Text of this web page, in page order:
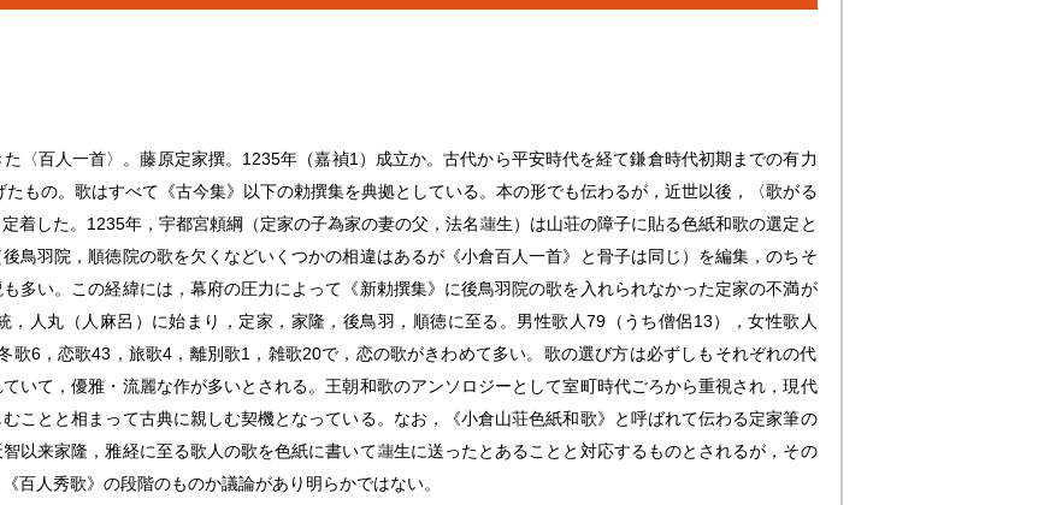
〈百人一首〉。藤原定家撰。1235年（嘉禎1）成立か。古代から平安時代を経て鎌倉時代初期までの有力
もの。歌はすべて《古今集》以下の勅撰集を典拠としている。本の形でも伝わるが，近世以後，〈歌がる
着した。1235年，宇都宮頼綱（定家の子為家の妻の父，法名
生）は山荘の障子に貼る色紙和歌の選定と
鳥羽院，順徳院の歌を欠くなどいくつかの相違はあるが《小倉百人一首》と骨子は同じ）を編集，のちそ
多い。この経緯には，幕府の圧力によって《新勅撰集》に後鳥羽院の歌を入れられなかった定家の不満が
，人丸（人麻呂）に始まり，定家，家隆，後鳥羽，順徳に至る。男性歌人79（うち僧侶13），女性歌人
歌6，恋歌43，旅歌4，離別歌1，雑歌20で，恋の歌がきわめて多い。歌の選び方は必ずしもそれぞれの代
いて，優雅・流麗な作が多いとされる。王朝和歌のアンソロジーとして室町時代ごろから重視され，現代
ことと相まって古典に親しむ契機となっている。なお，《小倉山荘色紙和歌》と呼ばれて伝わる定家筆の
以来家隆，雅経に至る歌人の歌を色紙に書いて
生に送ったとあることと対応するものとされるが，その
百人秀歌》の段階のものか議論があり明らかではない。